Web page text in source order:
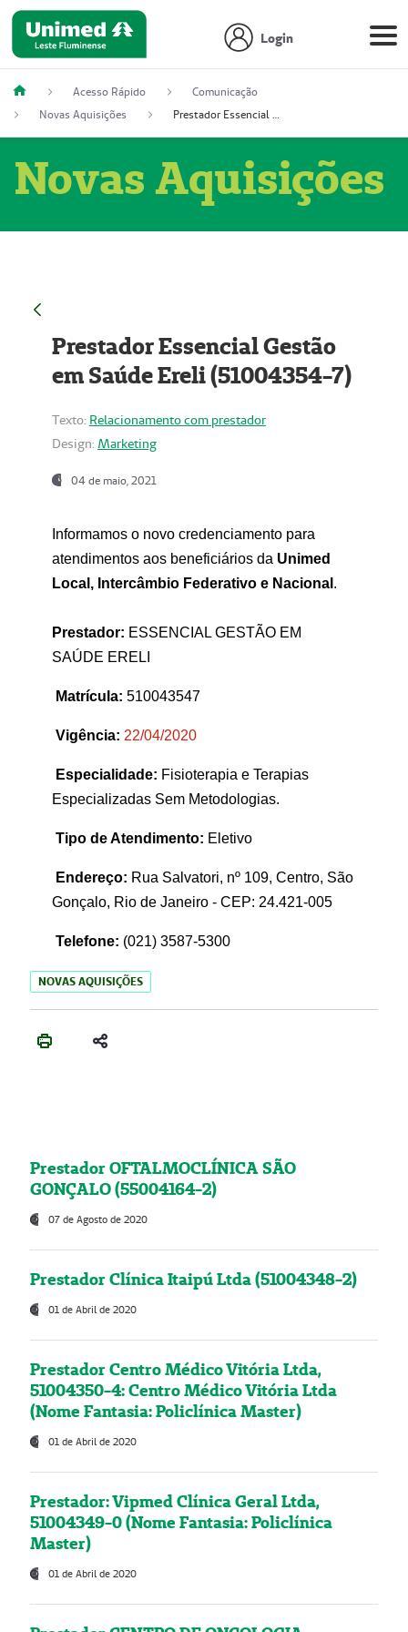
Login
Acesso Rápido
Comunicação
Novas Aquisições
Prestador Essencial Gestão em Saúde Ereli (51004354-7)
Novas Aquisições
Prestador Essencial Gestão
em Saúde Ereli (51004354-7)
Texto: Relacionamento com prestador
Design: Marketing
04 de maio, 2021
Informamos o novo credenciamento para
atendimentos aos beneficiários da Unimed
Local, Intercâmbio Federativo e Nacional .
Prestador: ESSENCIAL GESTÃO EM
SAÚDE ERELI
Matrícula: 510043547
Vigência: 22/04/2020
Especialidade: Fisioterapia e Terapias
Especializadas Sem Metodologias.
Tipo de Atendimento: Eletivo
Endereço: Rua Salvatori, nº 109, Centro, São
Gonçalo, Rio de Janeiro - CEP: 24.421-005
Telefone: (021) 3587-5300
NOVAS AQUISIÇÕES
Prestador OFTALMOCLÍNICA SÃO
GONÇALO (55004164-2)
07 de Agosto de 2020
Prestador Clínica Itaipú Ltda (51004348-2)
01 de Abril de 2020
Prestador Centro Médico Vitória Ltda,
51004350-4: Centro Médico Vitória Ltda
(Nome Fantasia: Policlínica Master)
01 de Abril de 2020
Prestador: Vipmed Clínica Geral Ltda,
51004349-0 (Nome Fantasia: Policlínica
Master)
01 de Abril de 2020